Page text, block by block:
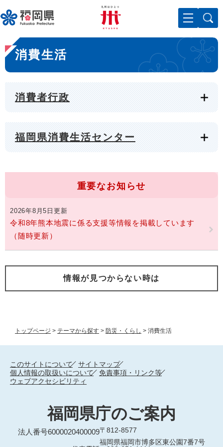
ー
ジ
先
頭
で
。
メニューを飛ばして本文へ
トップページ > テーマから探す > 防災・くらし > 消費生活
本
文
消費生活
消費者行政
福岡県消費生活センター
重要なお知らせ
2026年8月5日更新
令和8年熊本地震に係る支援等情報を掲載しています
（随時更新）
情報が見つからない時は
このサイトについて
サイトマップ
個人情報の取扱いについて
免責事項・リンク等
ウェブアクセシビリティ
福岡県庁のご案内
法人番号6000020400009〒812-8577
福岡県福岡市博多区東公園7番7号